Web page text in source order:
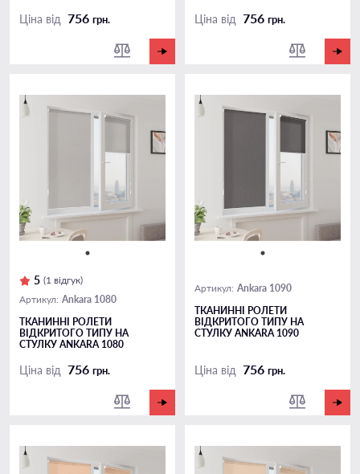
Ціна від 756 грн. Ціна від 756 грн.
5 (1 відгук)
Артикул: Ankara 1080
ТКАНИННІ РОЛЕТИ
ВІДКРИТОГО ТИПУ НА
СТУЛКУ ANKARA 1080
Ціна від 756 грн.
Артикул: Ankara 1090
ТКАНИННІ РОЛЕТИ
ВІДКРИТОГО ТИПУ НА
СТУЛКУ ANKARA 1090
Ціна від 756 грн.